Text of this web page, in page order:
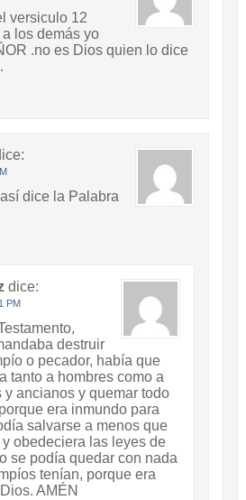
versiculo 12
los demás yo
.no es Dios quien lo dice
dice la Palabra
dice:
PM
destruir
o pecador, había que
tanto a hombres como a
y ancianos y quemar todo
era inmundo para
salvarse a menos que
obedeciera las leyes de
se podía quedar con nada
tenían, porque era
AMÉN